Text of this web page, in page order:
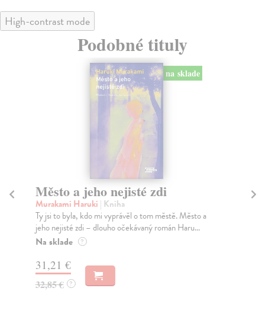
High-contrast mode
Podobné tituly
na sklade
Město a jeho nejisté zdi
Murakami Haruki | Kniha
Ty jsi to byla, kdo mi vyprávěl o tom městě. Město a
jeho nejisté zdi – dlouho očekávaný román Haru...
Na sklade ?
31,21 €
32,85 € ?